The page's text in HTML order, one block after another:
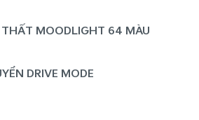
MOODLIGHT 64 MÀU
DRIVE MODE